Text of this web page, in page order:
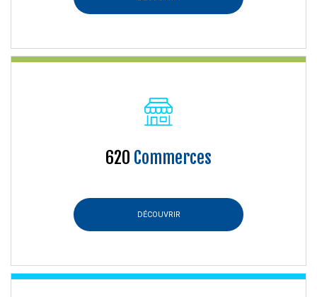
620 Commerces
DÉCOUVRIR